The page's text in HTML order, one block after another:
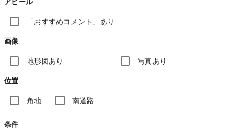
「おすすめコメント」あり
画像
地形図あり 写真あり
位置
角地 南道路
条件